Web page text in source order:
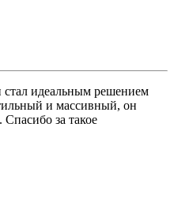
стал идеальным решением
и массивный, он
Спасибо за такое